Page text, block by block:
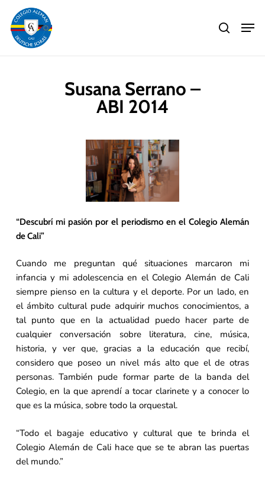
main
content
search
Susana Serrano –
ABI 2014
“Descubrí mi pasión por el periodismo en el Colegio Alemán
de Cali”
Cuando me preguntan qué situaciones marcaron mi
infancia y mi adolescencia en el Colegio Alemán de Cali
siempre pienso en la cultura y el deporte. Por un lado, en
el ámbito cultural pude adquirir muchos conocimientos, a
tal punto que en la actualidad puedo hacer parte de
cualquier conversación sobre literatura, cine, música,
historia, y ver que, gracias a la educación que recibí,
considero que poseo un nivel más alto que el de otras
personas. También pude formar parte de la banda del
Colegio, en la que aprendí a tocar clarinete y a conocer lo
que es la música, sobre todo la orquestal.
“Todo el bagaje educativo y cultural que te brinda el
Colegio Alemán de Cali hace que se te abran las puertas
del mundo.”